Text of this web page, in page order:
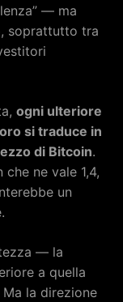
— ma
soprattutto tra
ogni ulteriore
si traduce in
di Bitcoin.
ne vale 1,4,
un
— la
a quella
la direzione